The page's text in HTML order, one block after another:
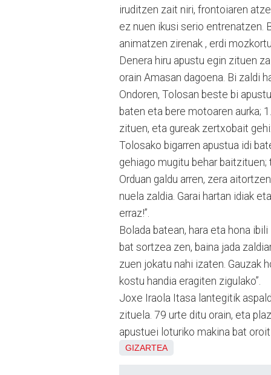
iruditzen zait niri, frontoiaren
ez nuen ikusi serio entrenatzen.
animatzen zirenak , erdi
Denera hiru apustu egin zituen
orain Amasan dagoena. Bi zaldi
Ondoren, Tolosan beste bi
baten eta bere motoaren aurka;
zituen, eta gureak zertxobait
Tolosako bigarren apustua idi
gehiago mugitu behar
Orduan galdu arren, zera
nuela zaldia. Garai hartan idiak
erraz!”.
Bolada batean, hara eta hona
bat sortzea zen, baina jada
zuen jokatu nahi izaten. Gauzak
kostu handia eragiten zigulako”.
Joxe Iraola Itasa lantegitik
zituela. 79 urte ditu orain, eta
apustuei loturiko makina bat
GIZARTEA